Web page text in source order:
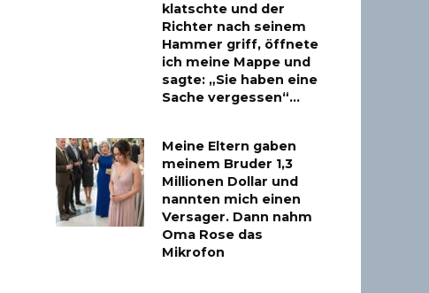
klatschte und der
Richter nach seinem
Hammer griff, öffnete
ich meine Mappe und
sagte: „Sie haben eine
Sache vergessen“…
Meine Eltern gaben
meinem Bruder 1,3
Millionen Dollar und
nannten mich einen
Versager. Dann nahm
Oma Rose das
Mikrofon